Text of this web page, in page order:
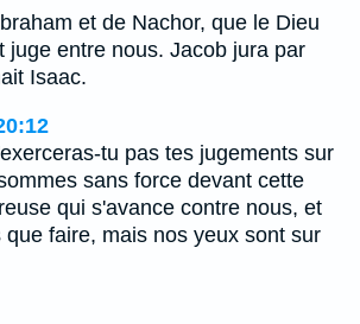
et de Nachor, que le Dieu
juge entre nous. Jacob jura par
Isaac.
tu pas tes jugements sur
sans force devant cette
qui s'avance contre nous, et
que faire, mais nos yeux sont sur